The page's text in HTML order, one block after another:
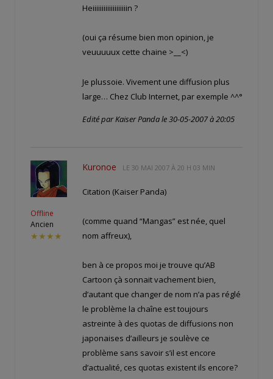
Heiiiiiiiiiiiiiiiiiiin ?
(oui ça résume bien mon opinion, je
veuuuuux cette chaine >__<)
Je plussoie. Vivement une diffusion plus
large… Chez Club Internet, par exemple ^^°
Edité par Kaiser Panda le 30-05-2007 à 20:05
Offline
Ancien
★★★★
Kuronoe LE 30 MAI 2007 À 20 H 03 MIN
Citation (Kaiser Panda)
(comme quand “Mangas” est née, quel
nom affreux),
ben à ce propos moi je trouve qu’AB
Cartoon çà sonnait vachement bien,
d’autant que changer de nom n’a pas réglé
le problème la chaîne est toujours
astreinte à des quotas de diffusions non
japonaises d’ailleurs je soulève ce
problème sans savoir s’il est encore
d’actualité, ces quotas existent ils encore?